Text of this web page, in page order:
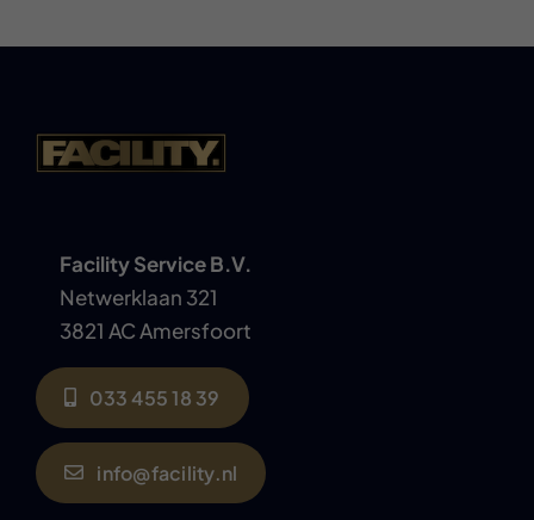
Facility Service B.V.
Netwerklaan 321
3821 AC Amersfoort
033 455 18 39
info@facility.nl